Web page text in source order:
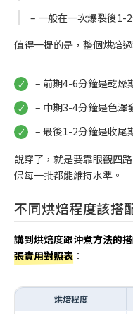
– 一般在一次爆裂後1-
值得一提的是，整個烘焙
– 前期4-6分鐘是乾燥
– 中期3-4分鐘是色澤
– 最後1-2分鐘是收尾
說穿了，就是要靠眼觀四
保每一批都能維持水準。
不同烘焙程度該搭
講到烘焙度跟沖煮方法的
張實用對照表 ：
烘焙程度